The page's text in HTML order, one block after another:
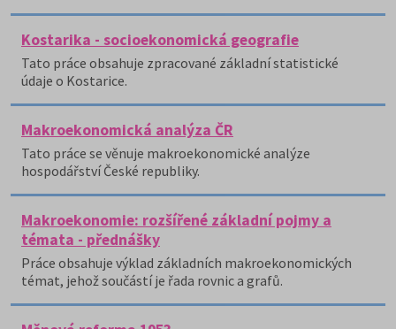
Kostarika - socioekonomická geografie
Tato práce obsahuje zpracované základní statistické
údaje o Kostarice.
Makroekonomická analýza ČR
Tato práce se věnuje makroekonomické analýze
hospodářství České republiky.
Makroekonomie: rozšířené základní pojmy a
témata - přednášky
Práce obsahuje výklad základních makroekonomických
témat, jehož součástí je řada rovnic a grafů.